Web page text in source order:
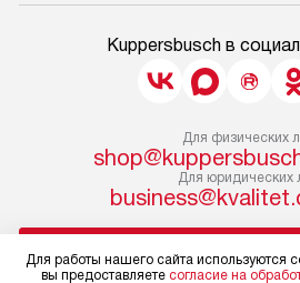
Kuppersbusch в
Для физических
Для юридических
Для работы нашего сайта используются
вы предоставляете согласие на